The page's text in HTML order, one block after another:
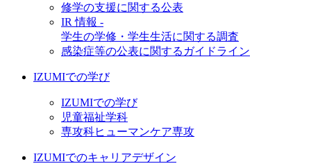
修学の支援に関する公表
IR 情報 -
学生の学修・学生生活に関する調査
感染症等の公表に関するガイドライン
IZUMIでの学び
IZUMIでの学び
児童福祉学科
専攻科ヒューマンケア専攻
IZUMIでのキャリアデザイン